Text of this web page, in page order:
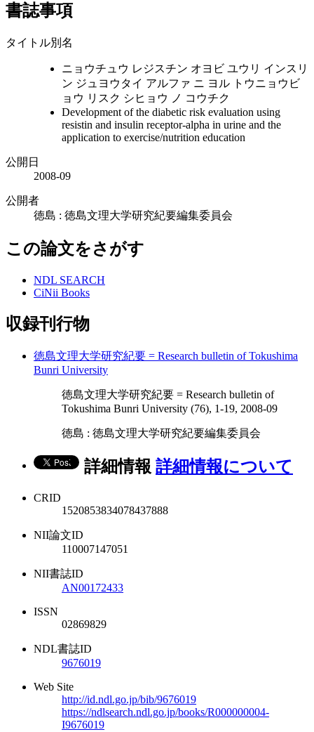
書誌事項
タイトル別名
ニョウチュウ レジスチン オヨビ ユウリ インスリ
ン ジュヨウタイ アルファ ニ ヨル トウニョウビ
ョウ リスク シヒョウ ノ コウチク
Development of the diabetic risk evaluation using
resistin and insulin receptor-alpha in urine and the
application to exercise/nutrition education
公開日
2008-09
公開者
徳島 : 徳島文理大学研究紀要編集委員会
この論文をさがす
NDL SEARCH
CiNii Books
収録刊行物
徳島文理大学研究紀要 = Research bulletin of Tokushima
Bunri University
徳島文理大学研究紀要 = Research bulletin of
Tokushima Bunri University (76), 1-19, 2008-09
徳島 : 徳島文理大学研究紀要編集委員会
詳細情報 詳細情報について
CRID
1520853834078437888
NII論文ID
110007147051
NII書誌ID
AN00172433
ISSN
02869829
NDL書誌ID
9676019
Web Site
http://id.ndl.go.jp/bib/9676019
https://ndlsearch.ndl.go.jp/books/R000000004-
I9676019